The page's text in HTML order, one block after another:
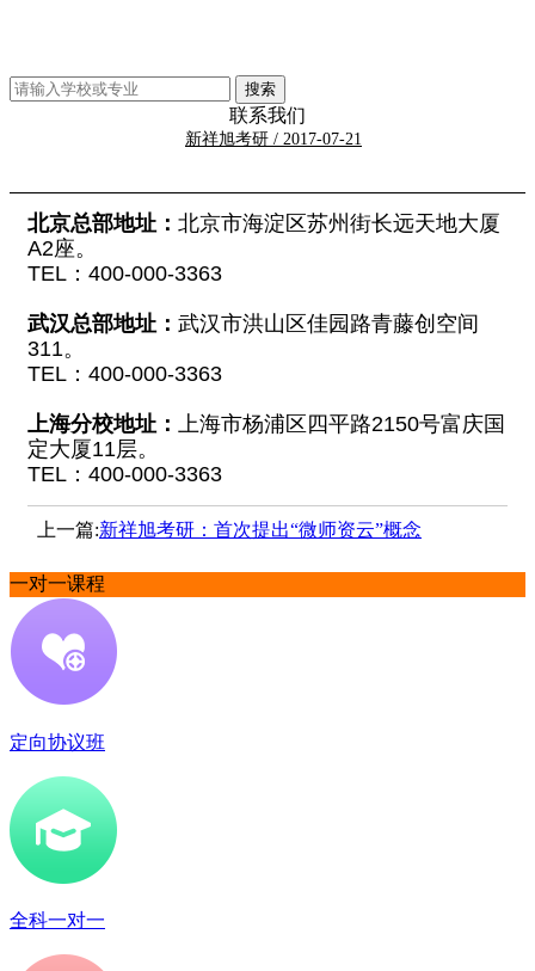
联系我们
新祥旭考研 / 2017-07-21
北京总部地址： 北京市海淀区苏州街长远天地大厦
A2座。
TEL：400-000-3363
武汉总部地址： 武汉市洪山区佳园路青藤创空间
311。
TEL：400-000-3363
上海分校地址： 上海市杨浦区四平路2150号富庆国
定大厦11层。
TEL：400-000-3363
上一篇:新祥旭考研：首次提出“微师资云”概念
一对一课程
定向协议班
全科一对一